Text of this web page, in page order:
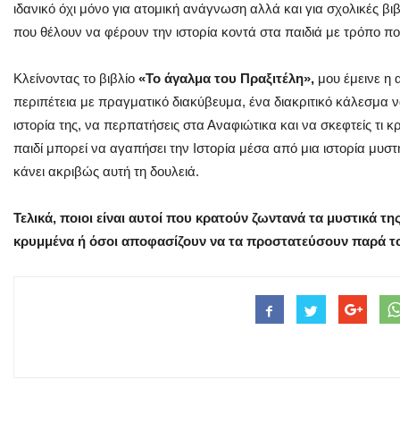
ιδανικό όχι μόνο για ατομική ανάγνωση αλλά και για σχολικές
που θέλουν να φέρουν την ιστορία κοντά στα παιδιά με τρόπο
Κλείνοντας το βιβλίο «Το άγαλμα του Πραξιτέλη», μου έμεινε η
περιπέτεια με πραγματικό διακύβευμα, ένα διακριτικό κάλεσμα
ιστορία της, να περπατήσεις στα Αναφιώτικα και να σκεφτείς
παιδί μπορεί να αγαπήσει την Ιστορία μέσα από μια ιστορία
κάνει ακριβώς αυτή τη δουλειά.
Τελικά, ποιοι είναι αυτοί που κρατούν ζωντανά τα μυστικά
κρυμμένα ή όσοι αποφασίζουν να τα προστατεύσουν παρά